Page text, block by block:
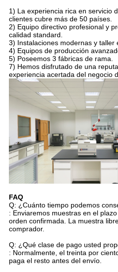
1) La experiencia rica en servicio
clientes cubre más de 50 países.
2) Equipo directivo profesional y
calidad standard.
3) Instalaciones modernas y taller
4) Equipos de producción
5) Poseemos 3 fábricas de rama.
7) Hemos disfrutado de una
experiencia acertada del negocio
FAQ
Q: ¿Cuánto tiempo podemos
: Enviaremos muestras en el
orden confirmada. La muestra
comprador.
Q: ¿Qué clase de pago usted
: Normalmente, el treinta por
paga el resto antes del envío.